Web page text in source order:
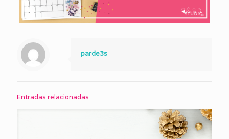
parde3s
Entradas relacionadas